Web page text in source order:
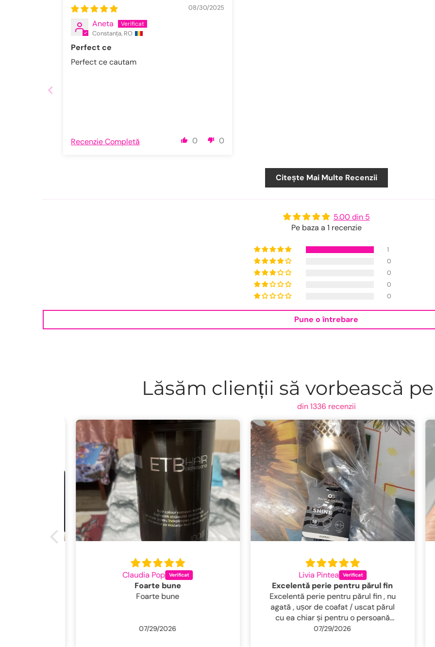
08/30/2025
Aneta
Constanța, RO
Perfect ce
Perfect ce cautam
0 0
Recenzie Completă
Citește Mai Multe Recenzii
5.00 din 5
Pe baza a 1 recenzie
1
0
0
0
0
Pune o întrebare
Lăsăm clienții să vorbească
din 1336 recenzii
Claudia Pop
Foarte bune
Foarte bune
07/29/2026
Livia Pintea
Excelentă perie pentru părul fin
Excelentă perie pentru părul fin , nu
agată , ușor de coafat / uscat părul
cu ea chiar și pentru o persoană
neidemanatica . Părul rămâne lucios ,
07/29/2026